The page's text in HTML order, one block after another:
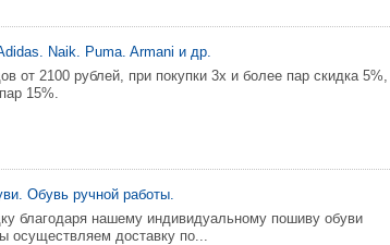
Naik. Puma. Armani и др.
от 2100 рублей, при покупки 3х и более пар скидка 5%,
15%.
Обувь ручной работы.
благодаря нашему индивидуальному пошиву обуви
осуществляем доставку по...